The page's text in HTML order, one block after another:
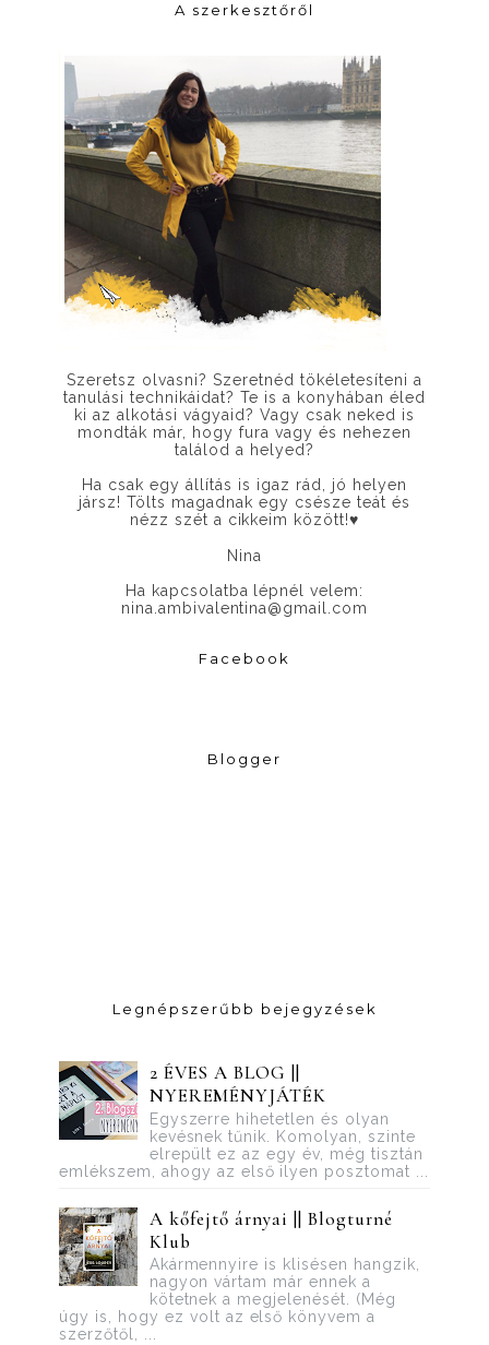
A szerkesztőről
Szeretsz olvasni? Szeretnéd tökéletesíteni a
tanulási technikáidat? Te is a konyhában éled
ki az alkotási vágyaid? Vagy csak neked is
mondták már, hogy fura vagy és nehezen
találod a helyed?
Ha csak egy állítás is igaz rád, jó helyen
jársz! Tölts magadnak egy csésze teát és
nézz szét a cikkeim között!♥
Nina
Ha kapcsolatba lépnél velem:
nina.ambivalentina@gmail.com
Facebook
Blogger
Legnépszerűbb bejegyzések
2 ÉVES A BLOG ||
NYEREMÉNYJÁTÉK
Egyszerre hihetetlen és olyan
kevésnek tűnik. Komolyan, szinte
elrepült ez az egy év, még tisztán
emlékszem, ahogy az első ilyen posztomat ...
A kőfejtő árnyai || Blogturné
Klub
Akármennyire is klisésen hangzik,
nagyon vártam már ennek a
kötetnek a megjelenését. (Még
úgy is, hogy ez volt az első könyvem a
szerzőtől, ...